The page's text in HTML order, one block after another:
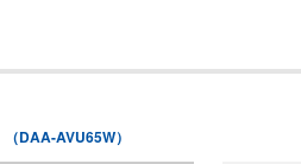
（DAA-AVU65W）